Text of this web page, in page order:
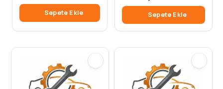
Sepete Ekle Sepete Ekle